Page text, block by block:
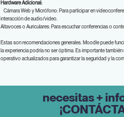
Hardware Adicional:
Cámara Web y Micrófono: Para participar en
interacción de audio/video.
Altavoces o Auriculares: Para escuchar conferencias o
Estas son recomendaciones generales. Moodle puede
la experiencia podría no ser óptima. Es importante
operativo actualizados para garantizar la seguridad y la
necesitas +